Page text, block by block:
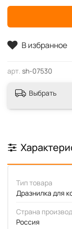
В избранное
арт. sh-07530
Выбрать
Тип товара
Дразнилка для
Страна
Россия